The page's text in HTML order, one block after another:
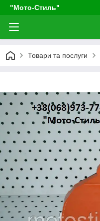
"Мото-Стиль"
Товари та послуги